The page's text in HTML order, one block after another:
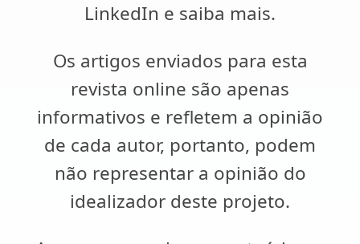
LinkedIn e saiba mais.
Os artigos enviados para esta
revista online são apenas
informativos e refletem a opinião
de cada autor, portanto, podem
não representar a opinião do
idealizador deste projeto.